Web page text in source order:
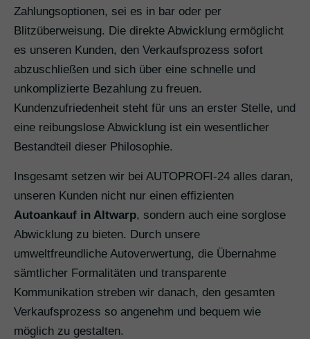
Zahlungsoptionen, sei es in bar oder per
Blitzüberweisung. Die direkte Abwicklung ermöglicht
es unseren Kunden, den Verkaufsprozess sofort
abzuschließen und sich über eine schnelle und
unkomplizierte Bezahlung zu freuen.
Kundenzufriedenheit steht für uns an erster Stelle, und
eine reibungslose Abwicklung ist ein wesentlicher
Bestandteil dieser Philosophie.
Insgesamt setzen wir bei AUTOPROFI-24 alles daran,
unseren Kunden nicht nur einen effizienten
Autoankauf in Altwarp, sondern auch eine sorglose
Abwicklung zu bieten. Durch unsere
umweltfreundliche Autoverwertung, die Übernahme
sämtlicher Formalitäten und transparente
Kommunikation streben wir danach, den gesamten
Verkaufsprozess so angenehm und bequem wie
möglich zu gestalten.